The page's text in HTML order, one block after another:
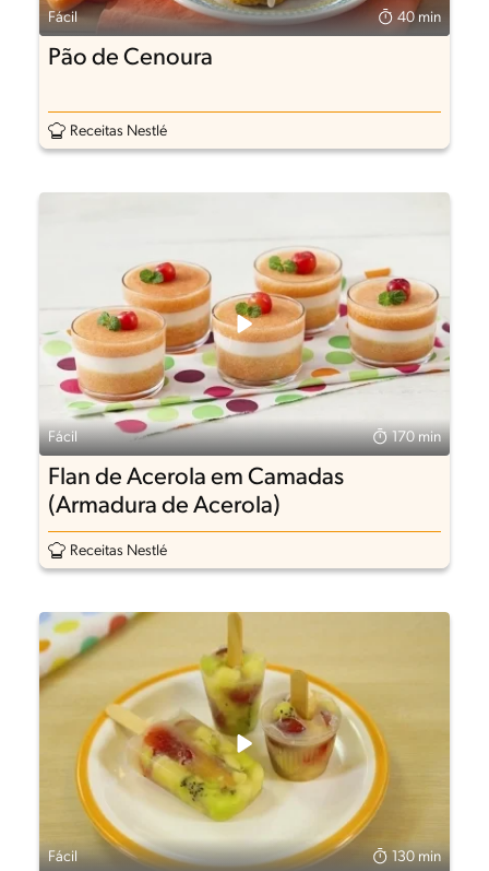
Fácil 40 min
Pão de Cenoura
Receitas Nestlé
Fácil 170 min
Flan de Acerola em Camadas
(Armadura de Acerola)
Receitas Nestlé
Fácil 130 min